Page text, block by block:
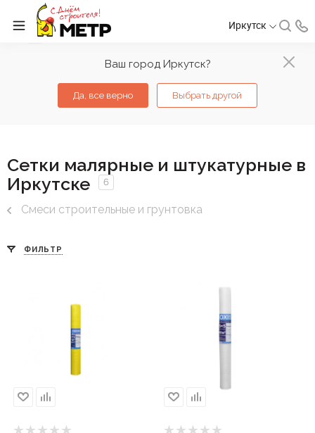
Ваш город Иркутск?
Да, все верно Выбрать другой
Иркутск
Сетки малярные и штукатурные в
Иркутске
6
Смеси строительные и грунтовка
ФИЛЬТР